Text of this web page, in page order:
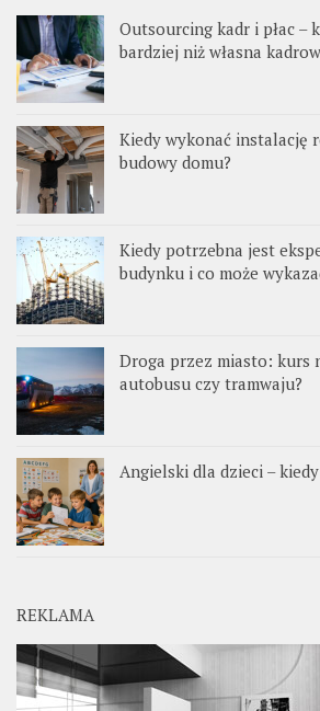
Outsourcing kadr i płac –
bardziej niż własna
Kiedy wykonać instalację
budowy domu?
Kiedy potrzebna jest
budynku i co może
Droga przez miasto: kurs
autobusu czy tramwaju?
Angielski dla dzieci –
REKLAMA